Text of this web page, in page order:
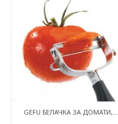
GEFU БЕЛАЧКА ЗА ДОМАТИ,...